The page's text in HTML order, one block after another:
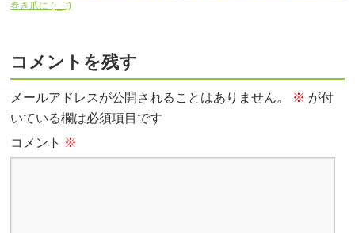
巻き爪に (-_-;)
コメントを残す
メールアドレスが公開されることはありません。 ※ が付
いている欄は必須項目です
コメント ※